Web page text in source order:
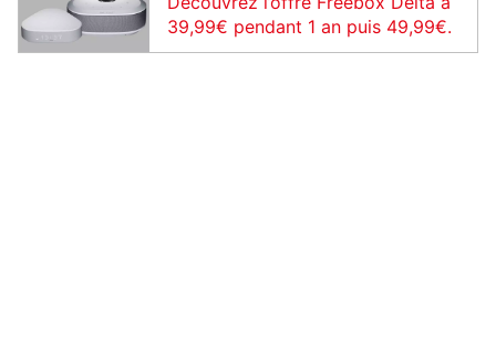
39,99€ pendant 1 an puis 49,99€.